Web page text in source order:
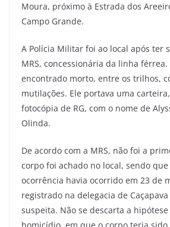
Moura, próximo à Estrada dos
Campo Grande.
A Polícia Militar foi ao local após ter
MRS, concessionária da linha
encontrado morto, entre os trilhos,
mutilações. Ele portava uma
fotocópia de RG, com o nome de
Olinda.
De acordo com a MRS, não foi a
corpo foi achado no local, sendo
ocorrência havia ocorrido em 23 de
registrado na delegacia de
suspeita. Não se descarta a